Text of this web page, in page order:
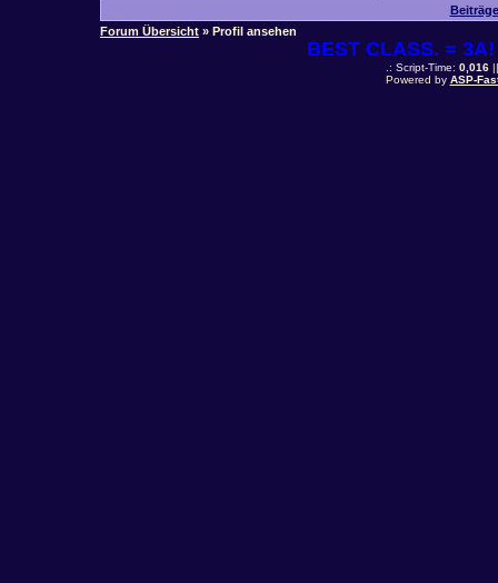
Forum Übersicht » Profil ansehen
BEST CLASS. =
.: Script-Time: 0,016||
Powered by ASP-